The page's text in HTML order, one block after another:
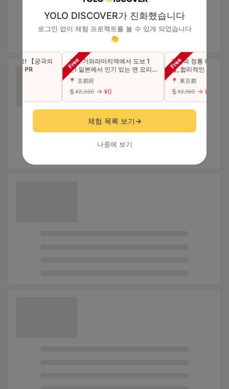
YOLO DISCOVER가 진화했습니다
로그인 없이 체험 프로젝트를 볼 수 있게 되었습니다
👏
햄버그! 【궁극의
】의 PR
교토 가와라마치역에서 도보 1
분! 일본에서 인기 있는 면 요리
로 야채를 듬뿍 맛보세요!
📍 京都府
¥2,330 → ¥0
긴자의 정통 해산물 덮
질, 합리적인 가격.
📍 東京都
¥2,180 → ¥0
체험 목록 보기→
나중에 보기